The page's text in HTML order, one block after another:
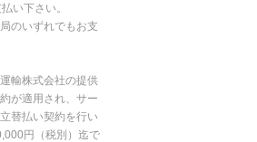
い下さい。
のいずれでもお支
輸株式会社の提供
が適用され、サー
替払い契約を行い
円（税別）迄で